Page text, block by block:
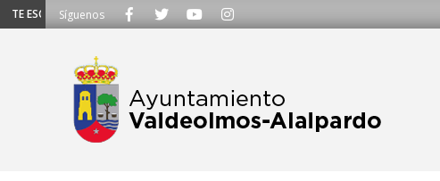
TE ESCUCHAMOS - Llámanos al 91 620 21 53 o escríbenos a ayuntamiento@alalpardo.org
Síguenos